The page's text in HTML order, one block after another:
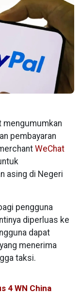
mengumumkan
pembayaran
WeChat
asing di Negeri
pengguna
diperluas ke
dapat
menerima
taksi.
4 WN China